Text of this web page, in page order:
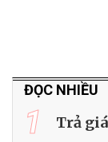
ĐỌC NHIỀU
1 Trả